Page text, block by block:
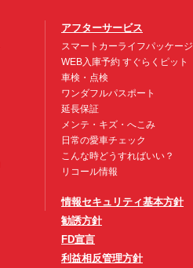
アフターサービス
スマートカーライフパッケージ
WEB入庫予約 すぐらくピット
車検・点検
ワンダフルパスポート
延長保証
メンテ・キズ・へこみ
日常の愛車チェック
こんな時どうすればいい？
リコール情報
情報セキュリティ基本方針
勧誘方針
FD宣言
利益相反管理方針